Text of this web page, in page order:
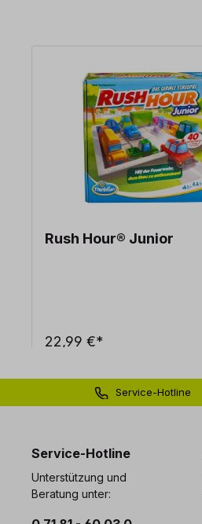
Rush Hour® Junior
22,99 €*
Service-Hotline
Service-Hotline
Unterstützung und
Beratung unter: